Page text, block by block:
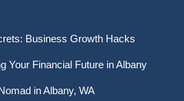
Business Growth Hacks
Your Financial Future in Albany
in Albany, WA